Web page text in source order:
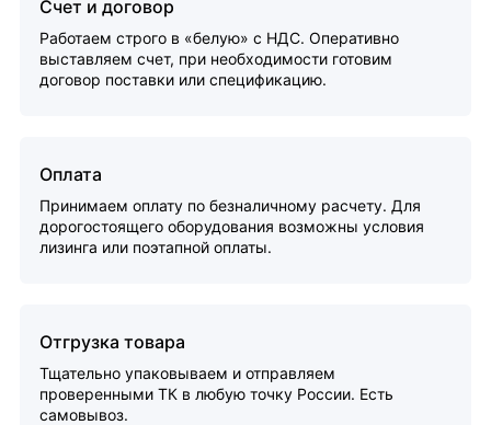
Счет и договор
Работаем строго в «белую» с НДС. Оперативно
выставляем счет, при необходимости готовим
договор поставки или спецификацию.
Оплата
Принимаем оплату по безналичному расчету. Для
дорогостоящего оборудования возможны условия
лизинга или поэтапной оплаты.
Отгрузка товара
Тщательно упаковываем и отправляем
проверенными ТК в любую точку России. Есть
самовывоз.